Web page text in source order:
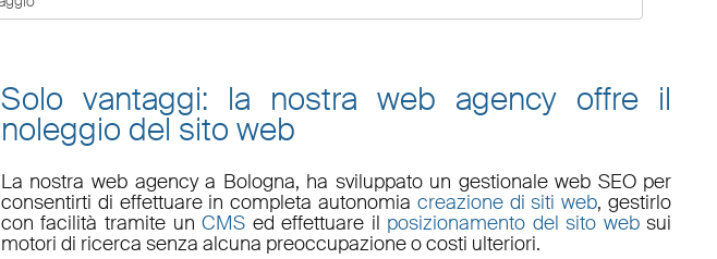
Solo vantaggi: la nostra web agency offre il
noleggio del sito web
La nostraweb agency a Bologna, ha sviluppato un gestionale web SEOper
consentirti di effettuare in completa autonomia creazione di siti web, gestirlo
con facilità tramite unCMS ed effettuare il posizionamento del sito websui
motori di ricerca senza alcuna preoccupazione o costi ulteriori.